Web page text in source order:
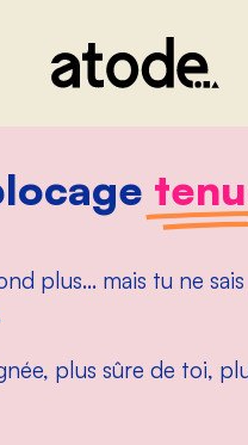
plus… mais tu ne
plus sûre de toi,